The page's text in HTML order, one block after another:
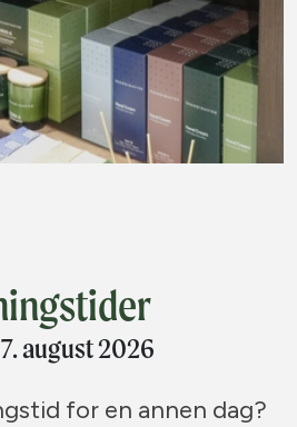
august 2026
for en annen dag?